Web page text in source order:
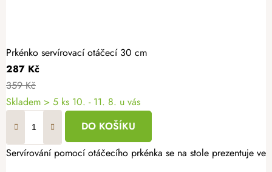
Prkénko servírovací otáčecí 30 cm
287 Kč
359 Kč
Skladem > 5 ks 10. - 11. 8. u vás
DO KOŠÍKU
Servírování pomocí otáčecího prkénka se na stole prezentuje